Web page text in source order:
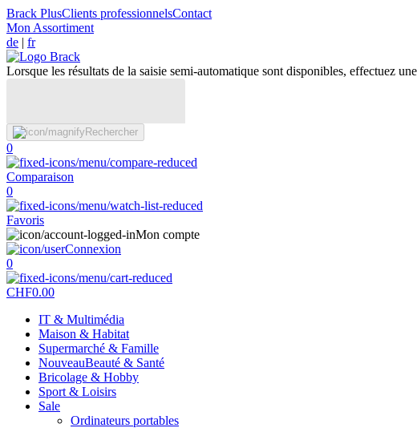
Brack PlusClients professionnelsContact
Mon Assortiment
de | fr
Lorsque les résultats de la saisie semi-automatique sont disponibles, effectuez
Rechercher
0
Comparaison
0
Favoris
Mon compte
Connexion
0
CHF0.00
IT & Multimédia
Maison & Habitat
Supermarché & Famille
NouveauBeauté & Santé
Bricolage & Hobby
Sport & Loisirs
Sale
Ordinateurs portables